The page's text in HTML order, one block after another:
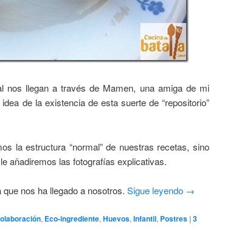
nos llegan a través de Mamen, una amiga de mi
de la existencia de esta suerte de “repositorio”
la estructura “normal” de nuestras recetas, sino
añadiremos las fotografías explicativas.
nos ha llegado a nosotros. Sigue leyendo →
, Eco-ingrediente, Huevos, Infantil, Postres | 3